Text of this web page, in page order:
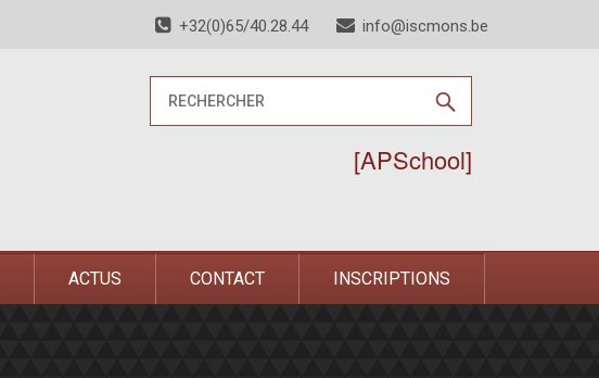
+32(0)65/40.28.44 info@iscmons.be
[APSchool]
ACTUS CONTACT INSCRIPTIONS